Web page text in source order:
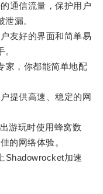
通信流量，保护用户
漏。
友好的界面和简单易
，你都能简单地配
提供高速、稳定的网
游玩时使用蜂窝数
的网络体验。
加速